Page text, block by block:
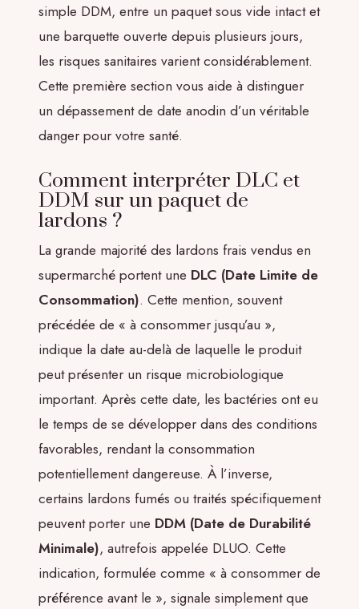
simple DDM, entre un paquet sous vide intact et
une barquette ouverte depuis plusieurs jours,
les risques sanitaires varient considérablement.
Cette première section vous aide à distinguer
un dépassement de date anodin d’un véritable
danger pour votre santé.
Comment interpréter DLC et
DDM sur un paquet de
lardons ?
La grande majorité des lardons frais vendus en
supermarché portent une DLC (Date Limite de
Consommation). Cette mention, souvent
précédée de « à consommer jusqu’au »,
indique la date au-delà de laquelle le produit
peut présenter un risque microbiologique
important. Après cette date, les bactéries ont eu
le temps de se développer dans des conditions
favorables, rendant la consommation
potentiellement dangereuse. À l’inverse,
certains lardons fumés ou traités spécifiquement
peuvent porter une DDM (Date de Durabilité
Minimale), autrefois appelée DLUO. Cette
indication, formulée comme « à consommer de
préférence avant le », signale simplement que